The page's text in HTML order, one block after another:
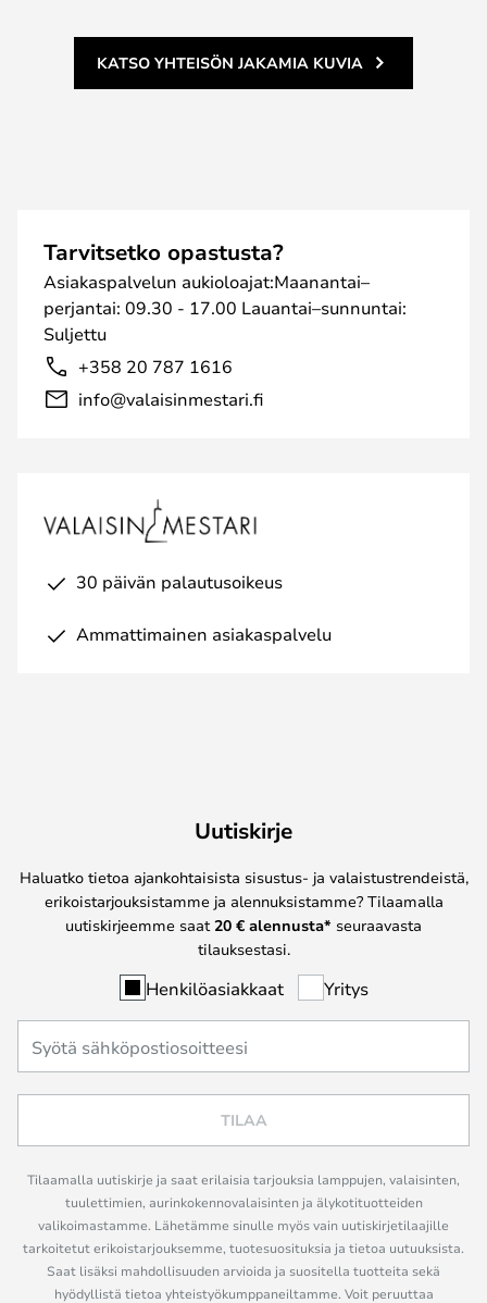
KATSO YHTEISÖN JAKAMIA KUVIA
Tarvitsetko opastusta?
Asiakaspalvelun aukioloajat:Maanantai–
perjantai: 09.30 - 17.00 Lauantai–sunnuntai:
Suljettu
+358 20 787 1616
info@valaisinmestari.fi
30 päivän palautusoikeus
Ammattimainen asiakaspalvelu
Uutiskirje
Haluatko tietoa ajankohtaisista sisustus- ja valaistustrendeistä,
erikoistarjouksistamme ja alennuksistamme? Tilaamalla
uutiskirjeemme saat 20 € alennusta* seuraavasta
tilauksestasi.
Henkilöasiakkaat Yritys
TILAA
Tilaamalla uutiskirje ja saat erilaisia tarjouksia lamppujen, valaisinten,
tuulettimien, aurinkokennovalaisinten ja älykotituotteiden
valikoimastamme. Lähetämme sinulle myös vain uutiskirjetilaajille
tarkoitetut erikoistarjouksemme, tuotesuosituksia ja tietoa uutuuksista.
Saat lisäksi mahdollisuuden arvioida ja suositella tuotteita sekä
hyödyllistä tietoa yhteistyökumppaneiltamme. Voit peruuttaa